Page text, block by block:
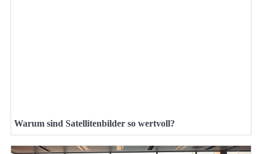
Warum sind Satellitenbilder so wertvoll?